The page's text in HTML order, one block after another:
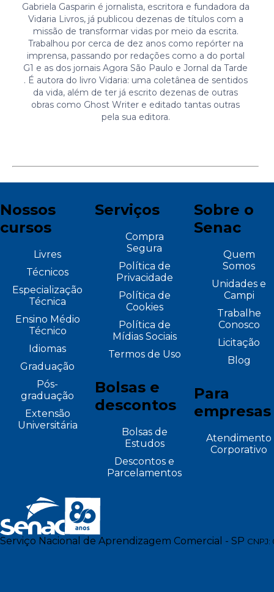
Gabriela Gasparin é jornalista, escritora e fundadora da
Vidaria Livros, já publicou dezenas de títulos com a
missão de transformar vidas por meio da escrita.
Trabalhou por cerca de dez anos como repórter na
imprensa, passando por redações como a do portal
G1 e as dos jornais Agora São Paulo e Jornal da Tarde
. É autora do livro Vidaria: uma coletânea de sentidos
da vida, além de ter já escrito dezenas de outras
obras como Ghost Writer e editado tantas outras
pela sua editora.
Nossos
cursos
Livres
Técnicos
Especialização
Técnica
Ensino Médio
Técnico
Idiomas
Graduação
Pós-
graduação
Extensão
Universitária
Serviços
Compra
Segura
Política de
Privacidade
Política de
Cookies
Política de
Mídias Sociais
Termos de Uso
Bolsas e
descontos
Bolsas de
Estudos
Descontos e
Parcelamentos
Sobre o
Senac
Quem
Somos
Unidades e
Campi
Trabalhe
Conosco
Licitação
Blog
Para
empresas
Atendimento
Corporativo
Serviço Nacional de Aprendizagem Comercial - SP